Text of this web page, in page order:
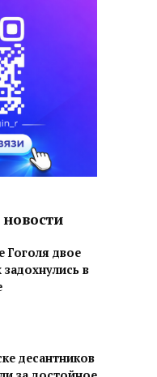
Гоголя двое
в
десантников